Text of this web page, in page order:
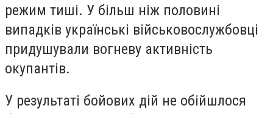
режим тиші. У більш ніж половині
випадків українські військовослужбовці
придушували вогневу активність
окупантів.
У результаті бойових дій не обійшлося